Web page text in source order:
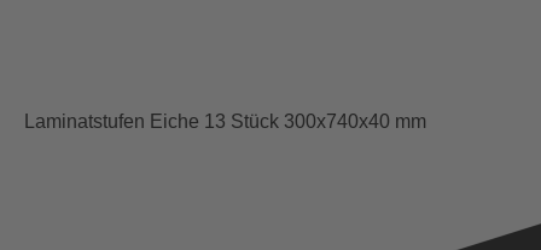
Laminatstufen Eiche 13 Stück 300x740x40 mm